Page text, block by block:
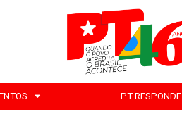
PT RESPONDE